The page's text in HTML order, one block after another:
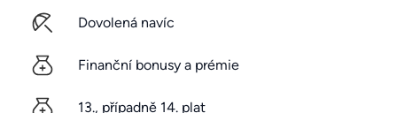
Dovolená navíc
Finanční bonusy a prémie
13., případně 14. plat